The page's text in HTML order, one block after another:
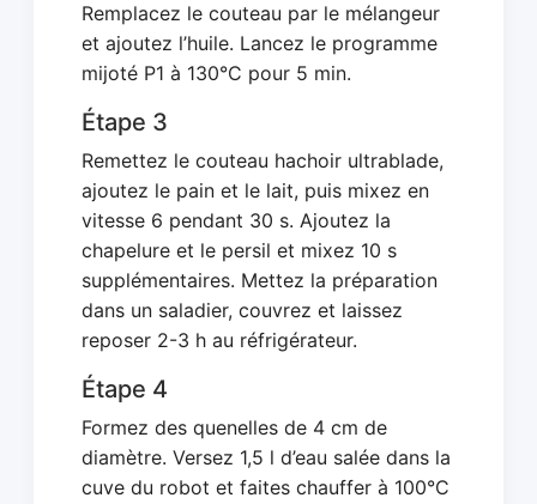
Remplacez le couteau par le mélangeur
et ajoutez l’huile. Lancez le programme
mijoté P1 à 130°C pour 5 min.
Étape 3
Remettez le couteau hachoir ultrablade,
ajoutez le pain et le lait, puis mixez en
vitesse 6 pendant 30 s. Ajoutez la
chapelure et le persil et mixez 10 s
supplémentaires. Mettez la préparation
dans un saladier, couvrez et laissez
reposer 2-3 h au réfrigérateur.
Étape 4
Formez des quenelles de 4 cm de
diamètre. Versez 1,5 l d’eau salée dans la
cuve du robot et faites chauffer à 100°C